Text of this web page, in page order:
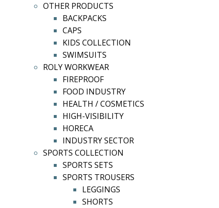
OTHER PRODUCTS
BACKPACKS
CAPS
KIDS COLLECTION
SWIMSUITS
ROLY WORKWEAR
FIREPROOF
FOOD INDUSTRY
HEALTH / COSMETICS
HIGH-VISIBILITY
HORECA
INDUSTRY SECTOR
SPORTS COLLECTION
SPORTS SETS
SPORTS TROUSERS
LEGGINGS
SHORTS